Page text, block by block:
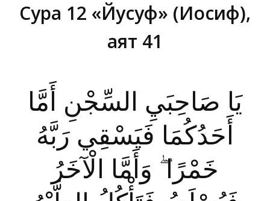
Сура 12 «Йусуф» (Иосиф),
аят 41
يَا صَاحِبَيِ السِّجْنِ أَمَّا
أَحَدُكُمَا فَيَسْقِي رَبَّهُ
خَمْرًا ۖ وَأَمَّا الْآخَرُ